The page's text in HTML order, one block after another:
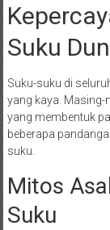
Suku
Suku-suku di
yang kaya.
yang membentuk
beberapa
suku.
Mitos
Suku